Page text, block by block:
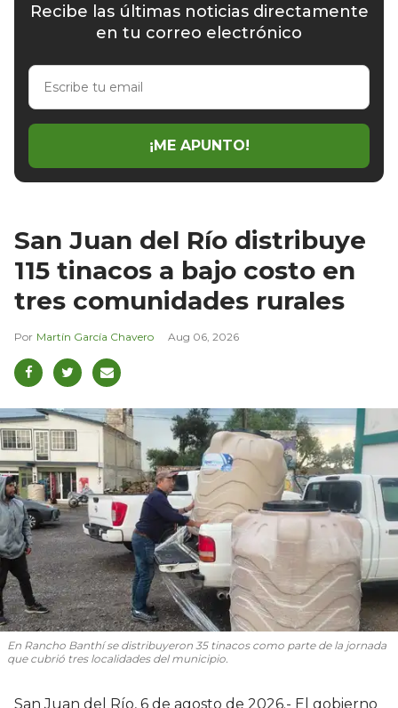
Recibe las últimas noticias directamente
en tu correo electrónico
Escribe
email
¡ME APUNTO!
San Juan del Río distribuye
115 tinacos a bajo costo en
tres comunidades rurales
Martín García Chavero Aug 06, 2026
En Rancho Banthí se distribuyeron 35 tinacos como parte de la jornada
que cubrió tres localidades del municipio.
San Juan del Río, 6 de agosto de 2026.- El gobierno